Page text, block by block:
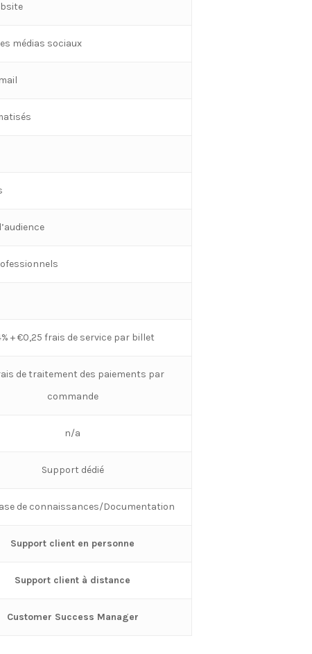
médias sociaux
+ €0,25 frais de service par billet
de traitement des paiements par
commande
n/a
Support dédié
de connaissances/Documentation
Support client en personne
Support client à distance
Customer Success Manager